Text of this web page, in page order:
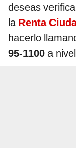
deseas
la Renta
hacerlo
95-1100 a